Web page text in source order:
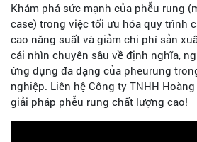
Khám phá sức mạnh của phễu rung
case) trong việc tối ưu hóa quy trình
cao năng suất và giảm chi phí sản
cái nhìn chuyên sâu về định nghĩa,
ứng dụng đa dạng của pheurung
nghiệp. Liên hệ Công ty TNHH
giải pháp phễu rung chất lượng cao!